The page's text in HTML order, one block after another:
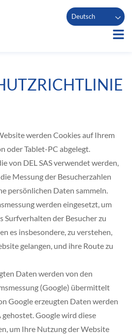
Deutsch
werden Cookies auf Ihrem
oder Tablet-PC abgelegt.
von DEL SAS verwendet werden,
Messung der Besucherzahlen
persönlichen Daten sammeln.
werden eingesetzt, um
Surfverhalten der Besucher zu
es insbesondere, zu verstehen,
gelangen, und ihre Route zu
Daten werden von den
(Google) übermittelt
Google erzeugten Daten werden
gehostet. Google wird diese
um Ihre Nutzung der Website